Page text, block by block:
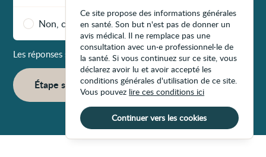
Non, ce n’est pas du tout ce que je cherche.
Les réponses sont enregistrées à chaque étape du formulaire
Étape suivante
Ce site propose des informations générales
en santé. Son but n'est pas de donner un
avis médical. Il ne remplace pas une
consultation avec un·e professionnel·le de
la santé. Si vous continuez sur ce site, vous
déclarez avoir lu et avoir accepté les
conditions générales d'utilisation de ce site.
Vous pouvez lire ces conditions ici
Continuer vers les cookies